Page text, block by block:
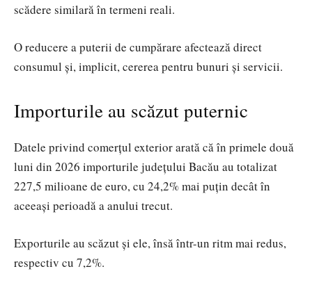
scădere similară în termeni reali.
O reducere a puterii de cumpărare afectează direct
consumul și, implicit, cererea pentru bunuri și servicii.
Importurile au scăzut puternic
Datele privind comerțul exterior arată că în primele două
luni din 2026 importurile județului Bacău au totalizat
227,5 milioane de euro, cu 24,2% mai puțin decât în
aceeași perioadă a anului trecut.
Exporturile au scăzut și ele, însă într-un ritm mai redus,
respectiv cu 7,2%.